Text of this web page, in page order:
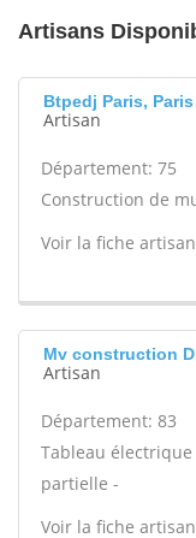
Artisans
Btpedj Paris, Paris
Artisan
Département: 75
Construction de
Voir la fiche
Mv construction
Artisan
Département: 83
Tableau
partielle -
Voir la fiche